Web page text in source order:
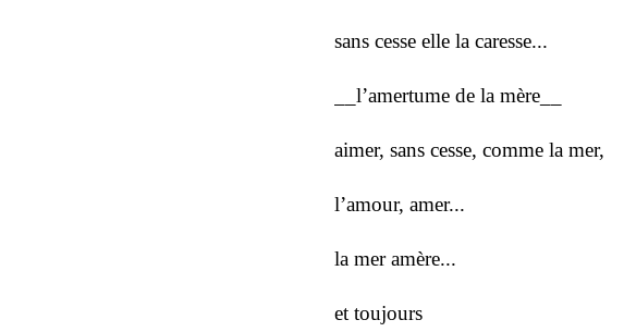
sans cesse elle la caresse...
__l’amertume de la mère__
aimer, sans cesse, comme la mer,
l’amour, amer...
la mer amère...
et toujours